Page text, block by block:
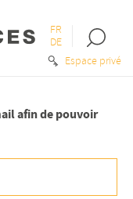
Espace privé
FR
DE
Open
the
afin de pouvoir